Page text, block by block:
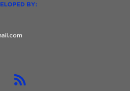
BY: